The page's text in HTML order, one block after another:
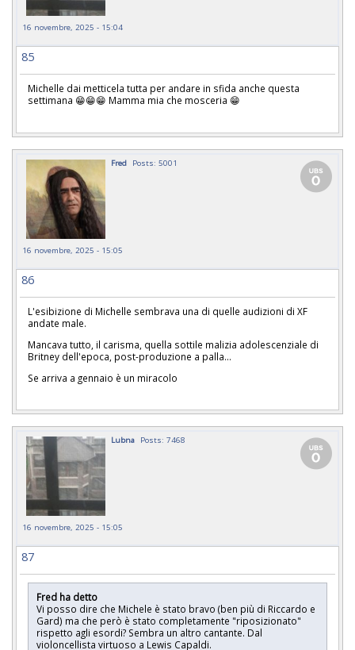
16 novembre, 2025 - 15:04
85
Michelle dai metticela tutta per andare in sfida anche questa
settimana 😁😁😁 Mamma mia che mosceria 😁
Fred Posts: 5001
16 novembre, 2025 - 15:05
86
L'esibizione di Michelle sembrava una di quelle audizioni di XF
andate male.
Mancava tutto, il carisma, quella sottile malizia adolescenziale di
Britney dell'epoca, post-produzione a palla...
Se arriva a gennaio è un miracolo
Lubna Posts: 7468
16 novembre, 2025 - 15:05
87
Fred ha detto
Vi posso dire che Michele è stato bravo (ben più di Riccardo e
Gard) ma che però è stato completamente "riposizionato"
rispetto agli esordi? Sembra un altro cantante. Dal
violoncellista virtuoso a Lewis Capaldi.